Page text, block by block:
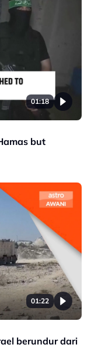
01:18
but
01:22
berundur dari